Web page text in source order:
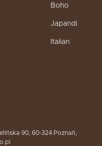
Boho
Japandi
Italian
90, 60-324 Poznań,